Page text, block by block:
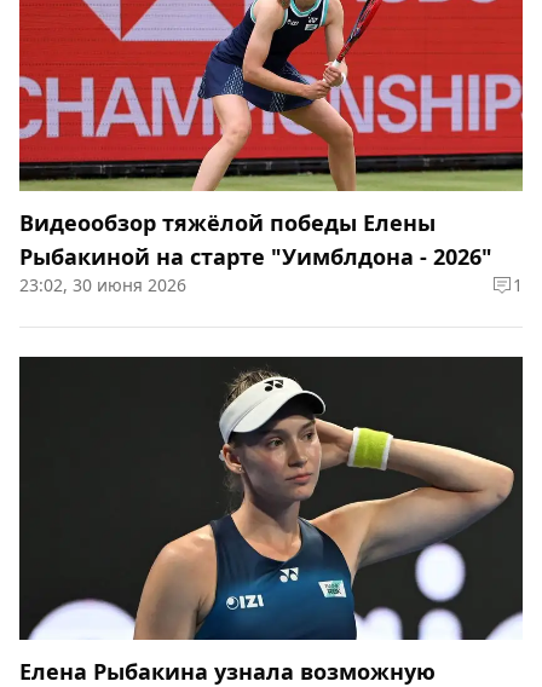
Видеообзор тяжёлой победы Елены
Рыбакиной на старте "Уимблдона - 2026"
23:02, 30 июня 2026 1
Елена Рыбакина узнала возможную